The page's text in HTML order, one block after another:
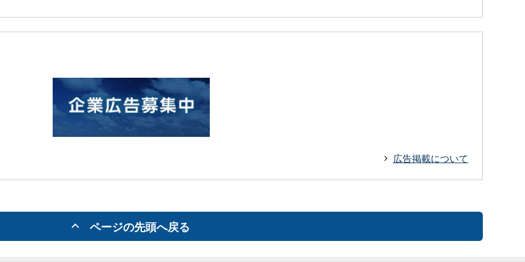
広告掲載について
ページの先頭へ戻る